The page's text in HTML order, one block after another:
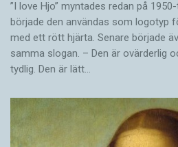
”I love Hjo” myntades redan på
började den användas som logotyp
med ett rött hjärta. Senare började
samma slogan. – Den är ovärderlig
tydlig. Den är lätt…